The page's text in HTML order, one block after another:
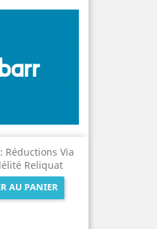
Réductions Via
Reliquat
AU PANIER